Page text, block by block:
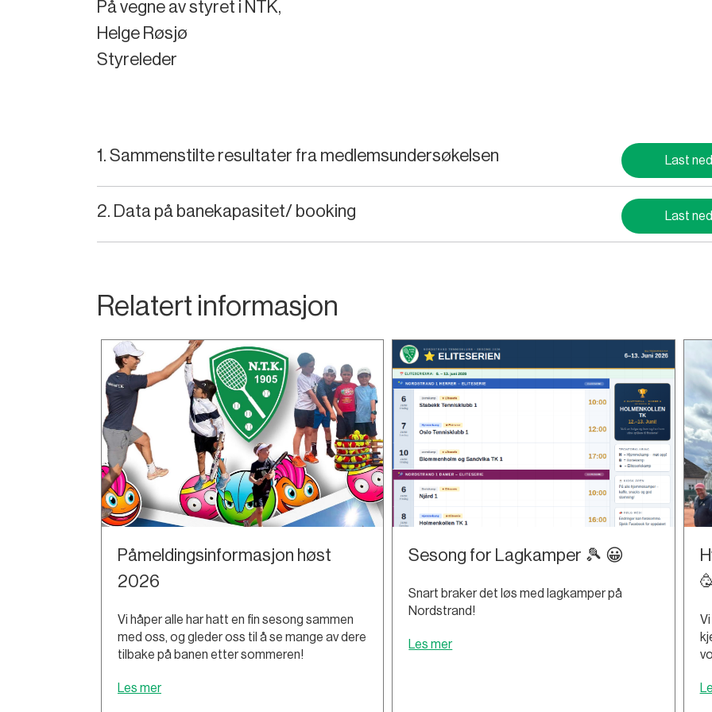
På vegne av styret i NTK,
Helge Røsjø
Styreleder
1. Sammenstilte resultater fra medlemsundersøkelsen Last ned
2. Data på banekapasitet/ booking Last ned
Relatert informasjon
Påmeldingsinformasjon høst
2026
Vi håper alle har hatt en fin sesong sammen
med oss, og gleder oss til å se mange av dere
tilbake på banen etter sommeren!
Les mer
Sesong for Lagkamper 🎾 😀
Snart braker det løs med lagkamper på
Nordstrand!
Les mer